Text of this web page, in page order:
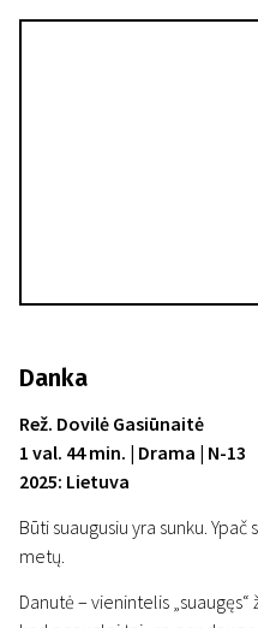
Danka
Rež. Dovilė Gasiūnaitė
1 val. 44 min. | Drama | N-13
2025: Lietuva
Būti suaugusiu yra sunku.
metų.
Danutė – vienintelis